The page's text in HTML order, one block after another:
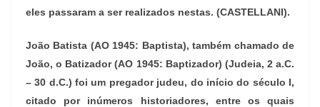
eles passaram a ser realizados nestas. (CASTELLANI).
João Batista (AO 1945: Baptista), também chamado de
João, o Batizador (AO 1945: Baptizador) (Judeia, 2 a.C.
– 30 d.C.) foi um pregador judeu, do início do século I,
citado por inúmeros historiadores, entre os quais